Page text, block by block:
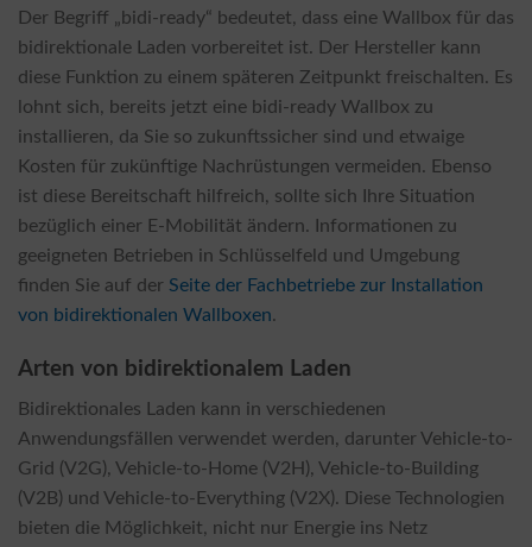
Der Begriff „bidi-ready“ bedeutet, dass eine Wallbox für das
bidirektionale Laden vorbereitet ist. Der Hersteller kann
diese Funktion zu einem späteren Zeitpunkt freischalten. Es
lohnt sich, bereits jetzt eine bidi-ready Wallbox zu
installieren, da Sie so zukunftssicher sind und etwaige
Kosten für zukünftige Nachrüstungen vermeiden. Ebenso
ist diese Bereitschaft hilfreich, sollte sich Ihre Situation
bezüglich einer E-Mobilität ändern. Informationen zu
geeigneten Betrieben in Schlüsselfeld und Umgebung
finden Sie auf der Seite der Fachbetriebe zur Installation
von bidirektionalen Wallboxen.
Arten von bidirektionalem Laden
Bidirektionales Laden kann in verschiedenen
Anwendungsfällen verwendet werden, darunter Vehicle-to-
Grid (V2G), Vehicle-to-Home (V2H), Vehicle-to-Building
(V2B) und Vehicle-to-Everything (V2X). Diese Technologien
bieten die Möglichkeit, nicht nur Energie ins Netz